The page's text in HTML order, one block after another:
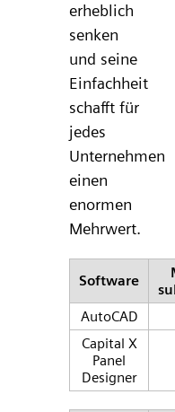
erheblich
senken
und seine
Einfachheit
schafft für
jedes
Unternehmen
einen
enormen
Mehrwert.
Software
AutoCAD
Capital X
Panel
Designer